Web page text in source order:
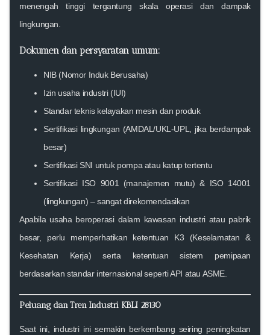
menengah tinggi tergantung skala operasi dan dampak
lingkungan.
Dokumen dan persyaratan umum:
NIB (Nomor Induk Berusaha)
Izin usaha industri (IUI)
Standar teknis kelayakan mesin dan produk
Sertifikasi lingkungan (AMDAL/UKL-UPL, jika berdampak
besar)
Sertifikasi SNI untuk pompa atau katup tertentu
Sertifikasi ISO 9001 (manajemen mutu) & ISO 14001
(lingkungan) – sangat direkomendasikan
Apabila usaha beroperasi dalam kawasan industri atau pabrik
besar, perlu memperhatikan ketentuan K3 (Keselamatan &
Kesehatan Kerja) serta ketentuan sistem pemipaan
berdasarkan standar internasional seperti API atau ASME.
Peluang dan Tren Industri KBLI 28130
Saat ini, industri ini semakin berkembang seiring peningkatan